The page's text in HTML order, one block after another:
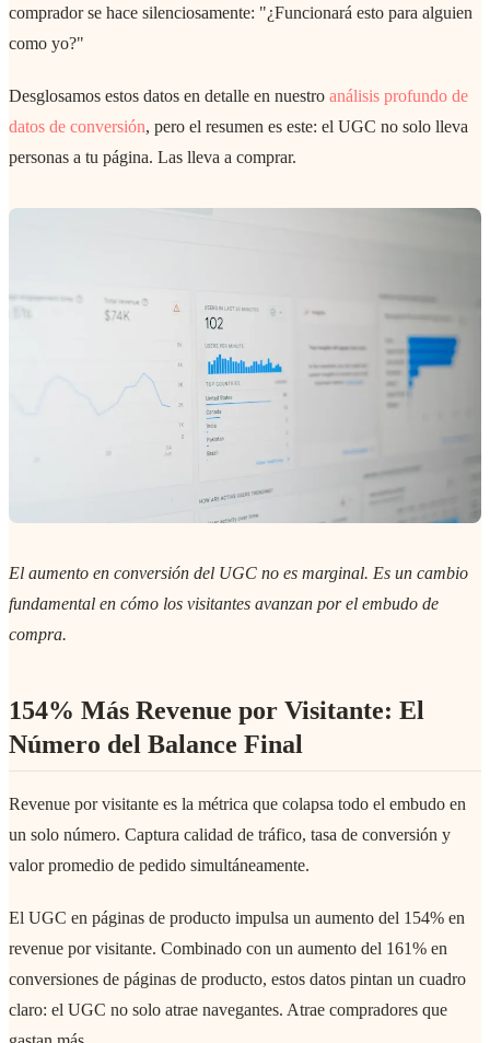
comprador se hace silenciosamente: "¿Funcionará esto para alguien
como yo?"
Desglosamos estos datos en detalle en nuestro análisis profundo de
datos de conversión, pero el resumen es este: el UGC no solo lleva
personas a tu página. Las lleva a comprar.
El aumento en conversión del UGC no es marginal. Es un cambio
fundamental en cómo los visitantes avanzan por el embudo de
compra.
154% Más Revenue por Visitante: El
Número del Balance Final
Revenue por visitante es la métrica que colapsa todo el embudo en
un solo número. Captura calidad de tráfico, tasa de conversión y
valor promedio de pedido simultáneamente.
El UGC en páginas de producto impulsa un aumento del 154% en
revenue por visitante. Combinado con un aumento del 161% en
conversiones de páginas de producto, estos datos pintan un cuadro
claro: el UGC no solo atrae navegantes. Atrae compradores que